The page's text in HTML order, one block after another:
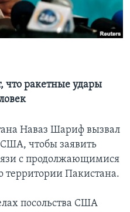
что ракетные удары
Наваз Шариф вызвал
США, чтобы заявить
с продолжающимися
территории Пакистана.
посольства США